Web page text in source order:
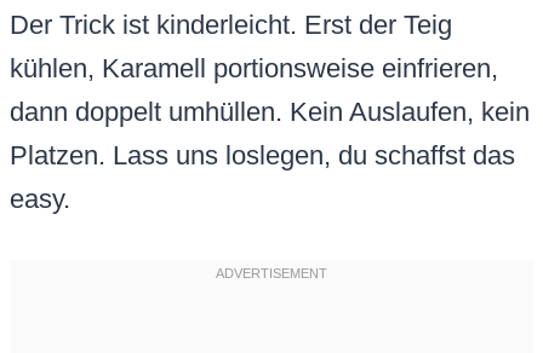
Der Trick ist kinderleicht. Erst der Teig
kühlen, Karamell portionsweise einfrieren,
dann doppelt umhüllen. Kein Auslaufen, kein
Platzen. Lass uns loslegen, du schaffst das
easy.